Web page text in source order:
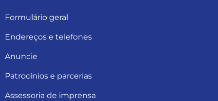
Formulário geral
Endereços e telefones
Anuncie
Patrocínios e parcerias
Assessoria de imprensa